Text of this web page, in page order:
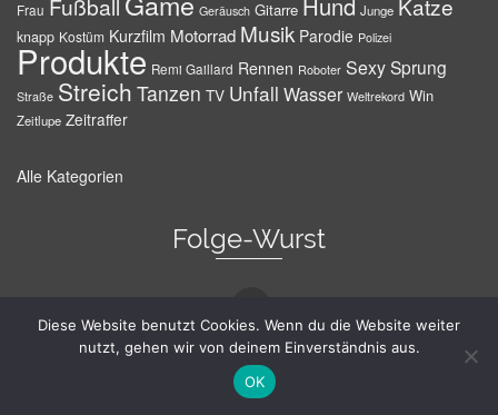
Frau Fußball Geräusch Gitarre Junge Katze
knapp Kostüm Kurzfilm Motorrad Musik Parodie Polizei
Produkte Remi Gaillard Rennen Roboter SexySprung
Straße Streich Tanzen TV Unfall Wasser Weltrekord Win
Zeitlupe Zeitraffer
Alle Kategorien
Folge-Wurst
Kein Unsinn
Diese Website benutzt Cookies. Wenn du die Website weiter
nutzt, gehen wir von deinem Einverständnis aus.
OK